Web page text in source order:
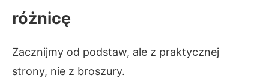
różnicę
Zacznijmy od podstaw, ale z praktycznej
strony, nie z broszury.